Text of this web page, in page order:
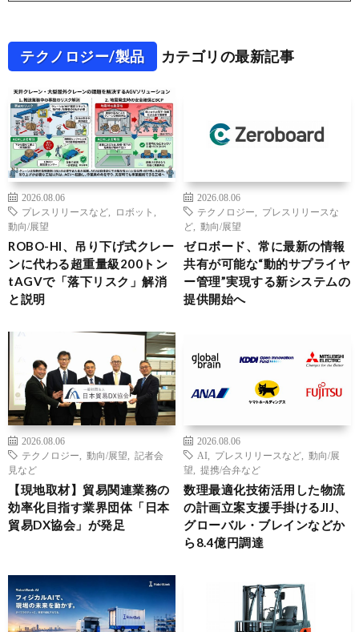
テクノロジー/製品 カテゴリの最新記事
2026.08.06
プレスリリースなど
ロボット
動向/展望
ROBO-HI、吊り下げ式クレー
ンに代わる超重量級200トン
tAGVで「落下リスク」解消
と説明
2026.08.06
テクノロジー
プレスリリースな
ど
動向/展望
ゼロボード、常に最新の情報
共有が可能な“動的サプライヤ
ー管理”実現する新システムの
提供開始へ
2026.08.06
テクノロジー
動向/展望
記者会
見など
【現地取材】貿易関連業務の
効率化目指す業界団体「日本
貿易DX協会」が発足
2026.08.06
AI
プレスリリースなど
動向/展
望
提携/合弁など
数理最適化技術活用した物流
の計画立案支援手掛けるJIJ、
グローバル・ブレインなどか
ら8.4億円調達